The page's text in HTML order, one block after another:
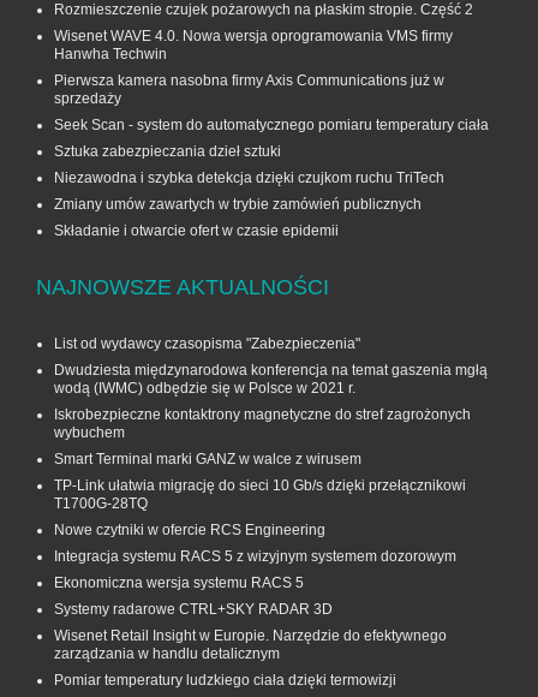
Rozmieszczenie czujek pożarowych na płaskim stropie. Część 2
Wisenet WAVE 4.0. Nowa wersja oprogramowania VMS firmy
Hanwha Techwin
Pierwsza kamera nasobna firmy Axis Communications już w
sprzedaży
Seek Scan - system do automatycznego pomiaru temperatury ciała
Sztuka zabezpieczania dzieł sztuki
Niezawodna i szybka detekcja dzięki czujkom ruchu TriTech
Zmiany umów zawartych w trybie zamówień publicznych
Składanie i otwarcie ofert w czasie epidemii
NAJNOWSZE AKTUALNOŚCI
List od wydawcy czasopisma "Zabezpieczenia"
Dwudziesta międzynarodowa konferencja na temat gaszenia mgłą
wodą (IWMC) odbędzie się w Polsce w 2021 r.
Iskrobezpieczne kontaktrony magnetyczne do stref zagrożonych
wybuchem
Smart Terminal marki GANZ w walce z wirusem
TP-Link ułatwia migrację do sieci 10 Gb/s dzięki przełącznikowi
T1700G‑28TQ
Nowe czytniki w ofercie RCS Engineering
Integracja systemu RACS 5 z wizyjnym systemem dozorowym
Ekonomiczna wersja systemu RACS 5
Systemy radarowe CTRL+SKY RADAR 3D
Wisenet Retail Insight w Europie. Narzędzie do efektywnego
zarządzania w handlu detalicznym
Pomiar temperatury ludzkiego ciała dzięki termowizji